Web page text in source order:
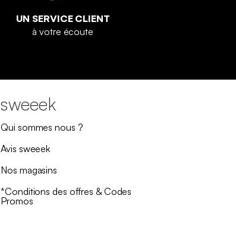
UN SERVICE CLIENT
à votre écoute
sweeek
Qui sommes nous ?
Avis sweeek
Nos magasins
*Conditions des offres & Codes
Promos